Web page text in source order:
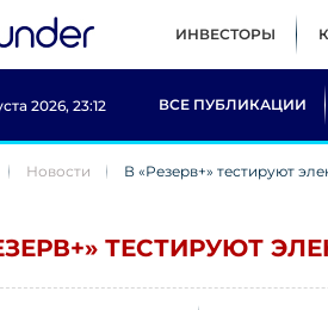
ИНВЕСТОРЫ
2026, 23:12 ВСЕ ПУБЛИКАЦИИ
Новости В «Резерв+» тестируют
ТЕСТИРУЮТ